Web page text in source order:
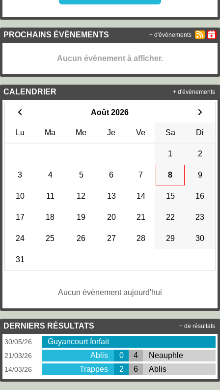
PROCHAINS ÉVÉNEMENTS
Aucun évènement à afficher.
+ d'évènements
CALENDRIER
Août 2026
Lu Ma Me Je Ve Sa Di
1 2
3 4 5 6 7 8 9
10 11 12 13 14 15 16
17 18 19 20 21 22 23
24 25 26 27 28 29 30
31
Aucun évènement aujourd'hui
+ d'évènements
DERNIERS RÉSULTATS
30/05/26 Guyancourt forfait
21/03/26 Ablis 0 4 Neauphle
14/03/26 Trappes 2 6 Ablis
+ de résultats